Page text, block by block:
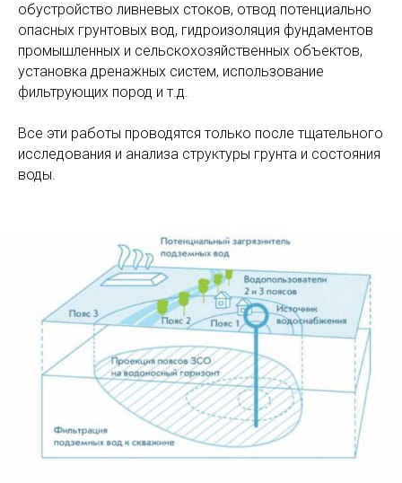
обустройство ливневых стоков, отвод потенциально
опасных грунтовых вод, гидроизоляция фундаментов
промышленных и сельскохозяйственных объектов,
установка дренажных систем, использование
фильтрующих пород и т.д.
Все эти работы проводятся только после тщательного
исследования и анализа структуры грунта и состояния
воды.